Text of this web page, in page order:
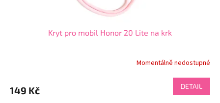
Kryt pro mobil Honor 20 Lite na krk
Momentálně nedostupné
149 Kč DETAIL